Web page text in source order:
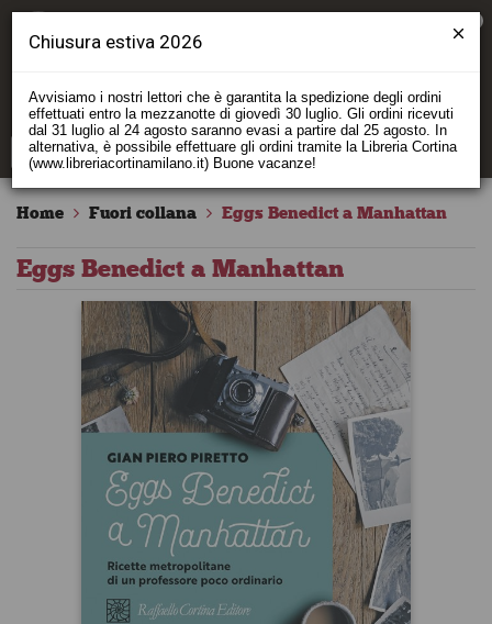
Home Fuori collana Eggs Benedict a Manhattan
Eggs Benedict a Manhattan
Chiusura estiva 2026
Avvisiamo i nostri lettori che è garantita la spedizione degli ordini
effettuati entro la mezzanotte di giovedì 30 luglio. Gli ordini ricevuti
dal 31 luglio al 24 agosto saranno evasi a partire dal 25 agosto. In
alternativa, è possibile effettuare gli ordini tramite la Libreria Cortina
(www.libreriacortinamilano.it) Buone vacanze!